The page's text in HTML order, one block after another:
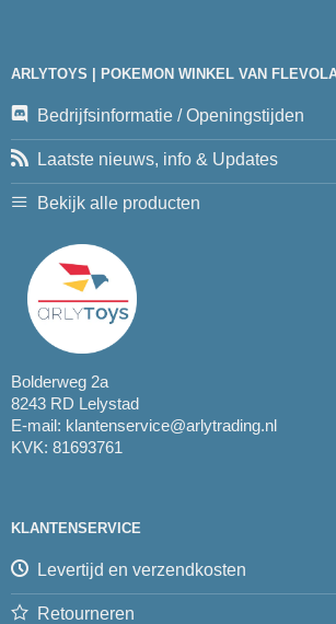
ARLYTOYS | POKEMON WINKEL VAN
Bedrijfsinformatie / Openingstijden
Laatste nieuws, info & Updates
Bekijk alle producten
Bolderweg 2a
8243 RD Lelystad
E-mail: klantenservice@arlytrading.nl
KVK: 81693761
KLANTENSERVICE
Levertijd en verzendkosten
Retourneren